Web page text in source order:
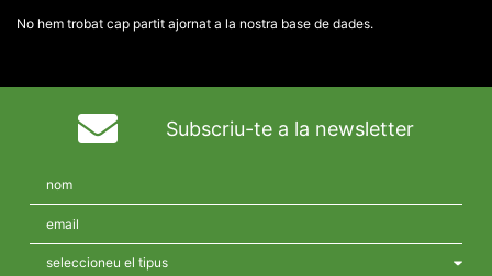
No hem trobat cap partit ajornat a la nostra base de dades.
Subscriu-te a la newsletter